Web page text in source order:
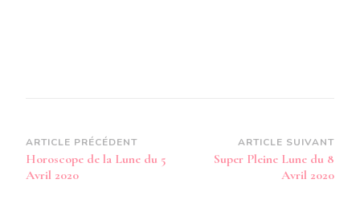
Navigation
d’article
ARTICLE PRÉCÉDENT
Horoscope de la Lune du 5
Avril 2020
ARTICLE SUIVANT
Super Pleine Lune du 8
Avril 2020